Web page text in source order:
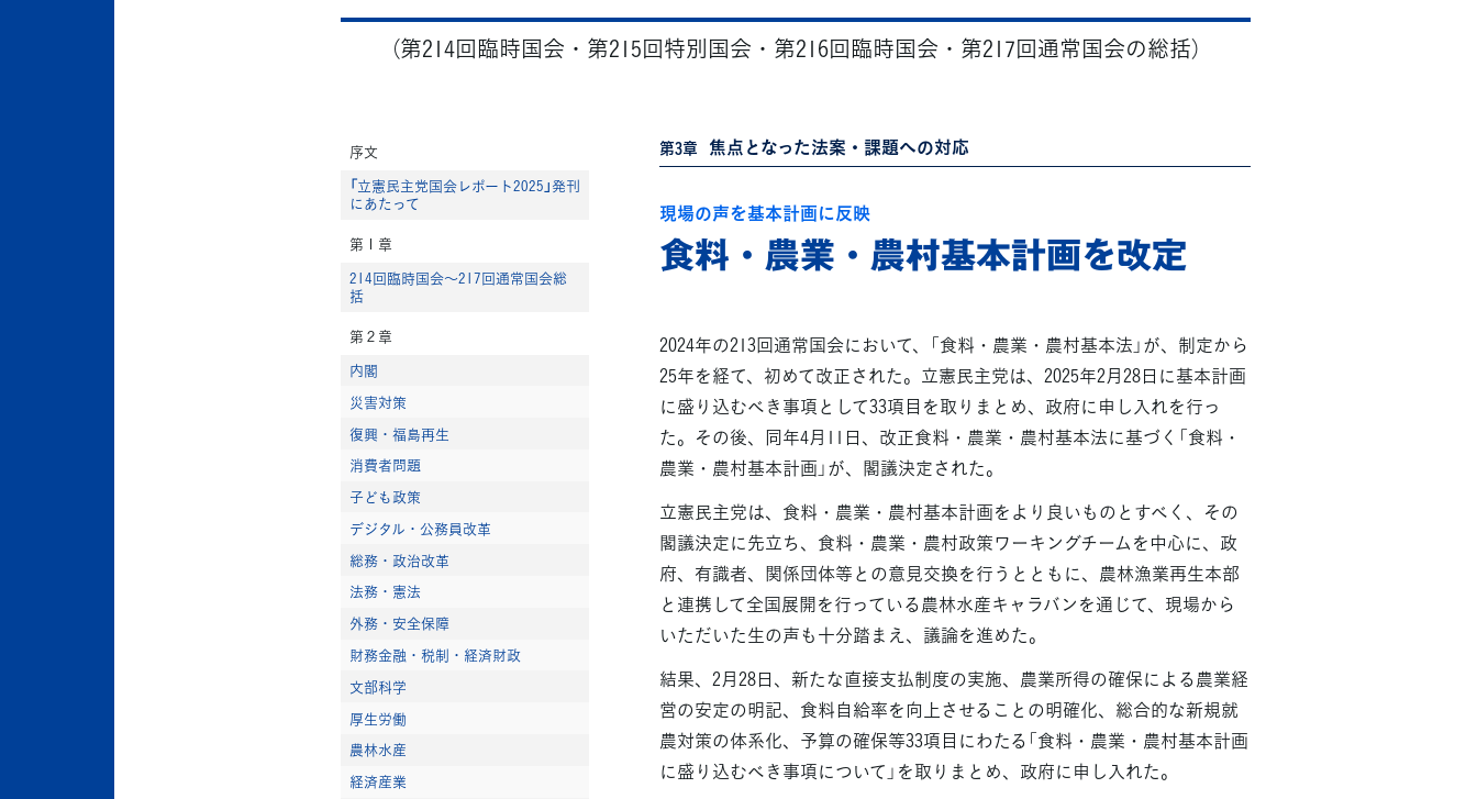
（第214回臨時国会・第215回特別国会・第216回臨時国会・第217回通常国会の総括）
序文
「立憲民主党国会レポート2025」発刊
にあたって
第１章
214回臨時国会～217回通常国会総
括
第２章
内閣
災害対策
復興・福島再生
消費者問題
子ども政策
デジタル・公務員改革
総務・政治改革
法務・憲法
外務・安全保障
財務金融・税制・経済財政
文部科学
厚生労働
農林水産
経済産業
第3章 焦点となった法案・課題への対応
現場の声を基本計画に反映
食料・農業・農村基本計画を改定
2024年の213回通常国会において、「食料・農業・農村基本法」が、制定から
25年を経て、初めて改正された。立憲民主党は、2025年2月28日に基本計画
に盛り込むべき事項として33項目を取りまとめ、政府に申し入れを行っ
た。その後、同年4月11日、改正食料・農業・農村基本法に基づく「食料・
農業・農村基本計画」が、閣議決定された。
立憲民主党は、食料・農業・農村基本計画をより良いものとすべく、その
閣議決定に先立ち、食料・農業・農村政策ワーキングチームを中心に、政
府、有識者、関係団体等との意見交換を行うとともに、農林漁業再生本部
と連携して全国展開を行っている農林水産キャラバンを通じて、現場から
いただいた生の声も十分踏まえ、議論を進めた。
結果、2月28日、新たな直接支払制度の実施、農業所得の確保による農業経
営の安定の明記、食料自給率を向上させることの明確化、総合的な新規就
農対策の体系化、予算の確保等33項目にわたる「食料・農業・農村基本計画
に盛り込むべき事項について」を取りまとめ、政府に申し入れた。